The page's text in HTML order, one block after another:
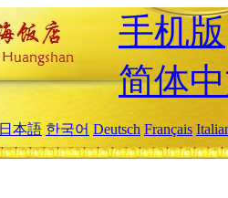
手机版
简体
日本語 한국어 Deutsch Français